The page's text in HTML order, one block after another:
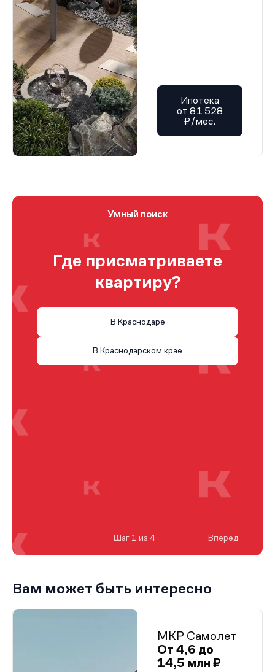
Ипотека
от 81 528
₽/мес.
Умный поиск
Где присматриваете
квартиру?
В Краснодаре
В Краснодарском крае
Шаг 1 из 4 Вперед
Вам может быть интересно
МКР Самолет
От 4,6 до
14,5 млн ₽